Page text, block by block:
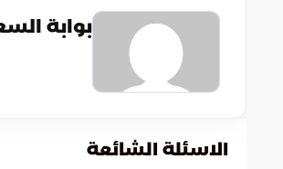
بوابة
الاسئلة الشائعة